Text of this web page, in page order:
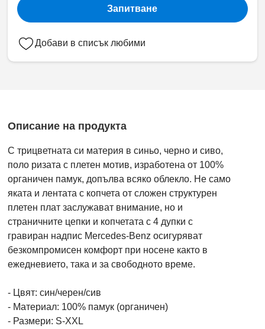
Запитване
Добави в списък любими
Описание на продукта
С трицветната си материя в синьо, черно и сиво,
поло ризата с плетен мотив, изработена от 100%
органичен памук, допълва всяко облекло. Не само
яката и лентата с копчета от сложен структурен
плетен плат заслужават внимание, но и
страничните цепки и копчетата с 4 дупки с
гравиран надпис Mercedes-Benz осигуряват
безкомпромисен комфорт при носене както в
ежедневието, така и за свободното време.
- Цвят: син/черен/сив
- Материал: 100% памук (органичен)
- Размери: S-XXL